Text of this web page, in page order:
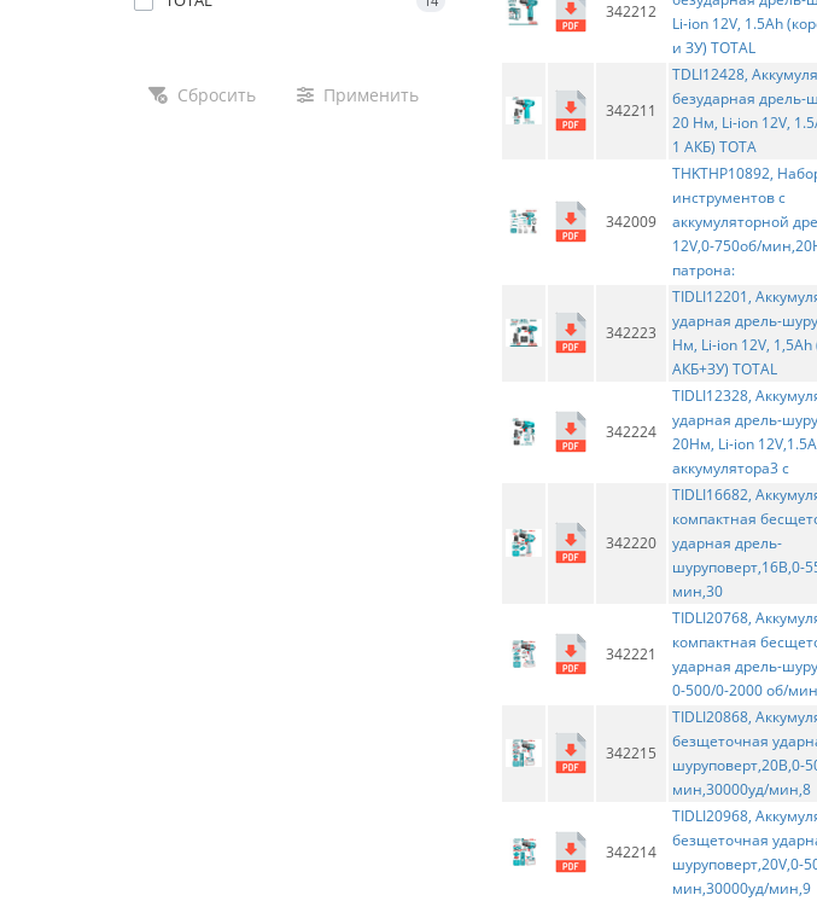
Сбросить Применить
342212
Li-ion 12V, 1.5Ah
и ЗУ) TOTAL
342211
TDLI12428,
безударная дрель-
20 Нм, Li-ion 12V,
1 АКБ) TOTA
342009
THKTHP10892,
инструментов с
аккумуляторной
12V,0-750об/
патрона:
342223
TIDLI12201,
ударная дрель-
Нм, Li-ion 12V, 1,5Ah
АКБ+ЗУ) TOTAL
342224
TIDLI12328,
ударная дрель-
20Нм, Li-ion
аккумулятора3 с
342220
TIDLI16682,
компактная
ударная дрель-
шуруповерт,16В,0-
мин,30
342221
TIDLI20768,
компактная
ударная дрель-
0-500/0-2000 об/
342215
TIDLI20868,
безщеточная
шуруповерт,20В,0-
мин,30000уд/мин,8
342214
TIDLI20968,
безщеточная
шуруповерт,20V,0-
мин,30000уд/мин,9